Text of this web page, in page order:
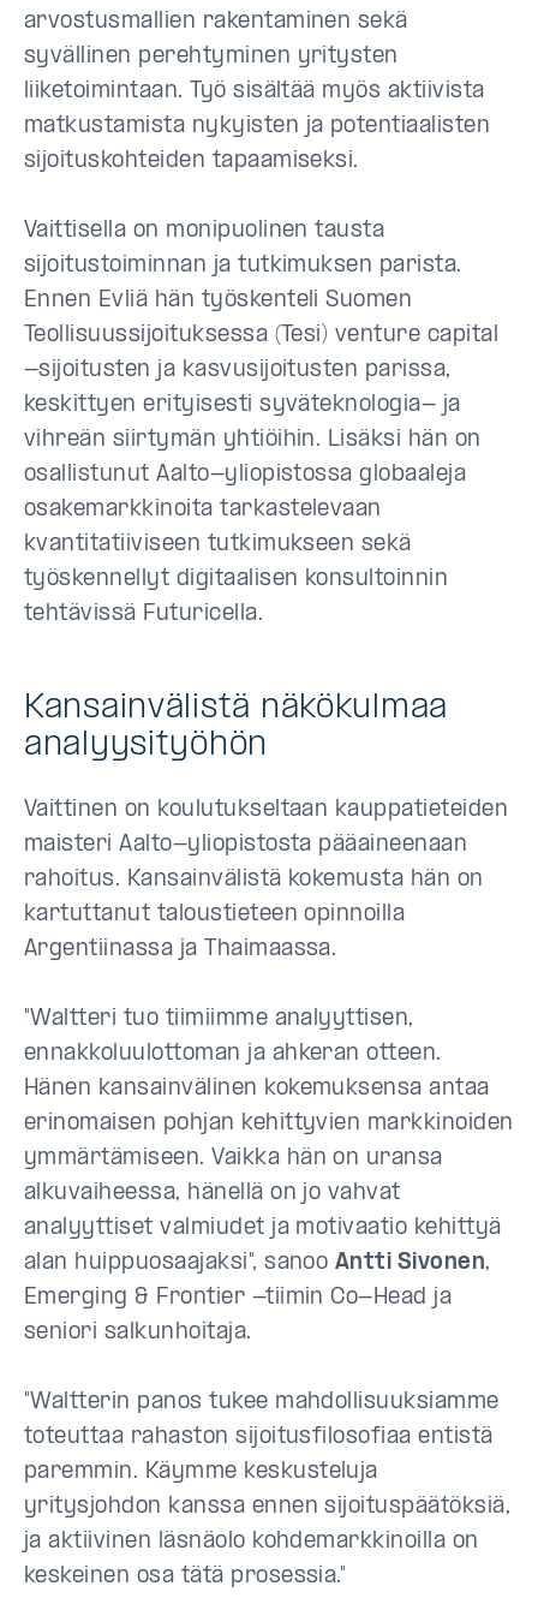
arvostusmallien rakentaminen sekä
syvällinen perehtyminen yritysten
liiketoimintaan. Työ sisältää myös aktiivista
matkustamista nykyisten ja potentiaalisten
sijoituskohteiden tapaamiseksi.
Vaittisella on monipuolinen tausta
sijoitustoiminnan ja tutkimuksen parista.
Ennen Evliä hän työskenteli Suomen
Teollisuussijoituksessa (Tesi) venture capital
-sijoitusten ja kasvusijoitusten parissa,
keskittyen erityisesti syväteknologia- ja
vihreän siirtymän yhtiöihin. Lisäksi hän on
osallistunut Aalto-yliopistossa globaaleja
osakemarkkinoita tarkastelevaan
kvantitatiiviseen tutkimukseen sekä
työskennellyt digitaalisen konsultoinnin
tehtävissä Futuricella.
Kansainvälistä näkökulmaa
analyysityöhön
Vaittinen on koulutukseltaan kauppatieteiden
maisteri Aalto-yliopistosta pääaineenaan
rahoitus. Kansainvälistä kokemusta hän on
kartuttanut taloustieteen opinnoilla
Argentiinassa ja Thaimaassa.
"Waltteri tuo tiimiimme analyyttisen,
ennakkoluulottoman ja ahkeran otteen.
Hänen kansainvälinen kokemuksensa antaa
erinomaisen pohjan kehittyvien markkinoiden
ymmärtämiseen. Vaikka hän on uransa
alkuvaiheessa, hänellä on jo vahvat
analyyttiset valmiudet ja motivaatio kehittyä
alan huippuosaajaksi", sanoo Antti Sivonen,
Emerging & Frontier -tiimin Co-Head ja
seniori salkunhoitaja.
"Waltterin panos tukee mahdollisuuksiamme
toteuttaa rahaston sijoitusfilosofiaa entistä
paremmin. Käymme keskusteluja
yritysjohdon kanssa ennen sijoituspäätöksiä,
ja aktiivinen läsnäolo kohdemarkkinoilla on
keskeinen osa tätä prosessia."